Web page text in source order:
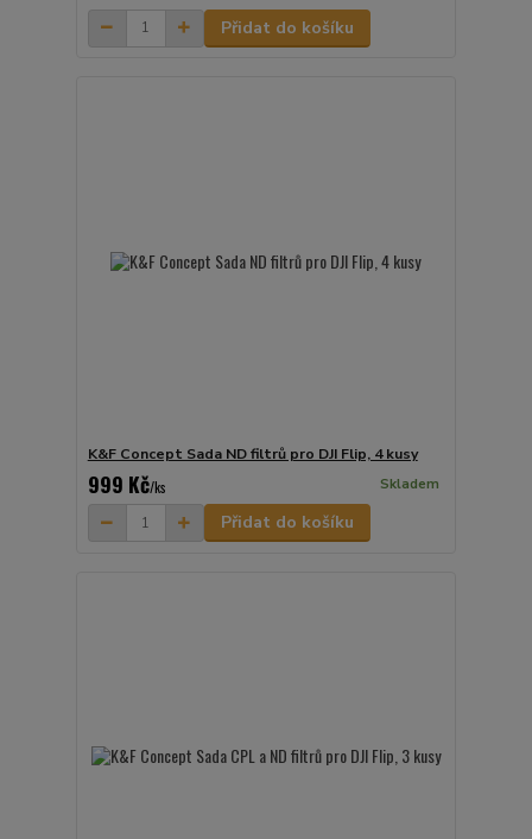
Přidat do košíku
K&F Concept Sada ND filtrů pro DJI Flip, 4 kusy
999 Kč/ks Skladem
Přidat do košíku